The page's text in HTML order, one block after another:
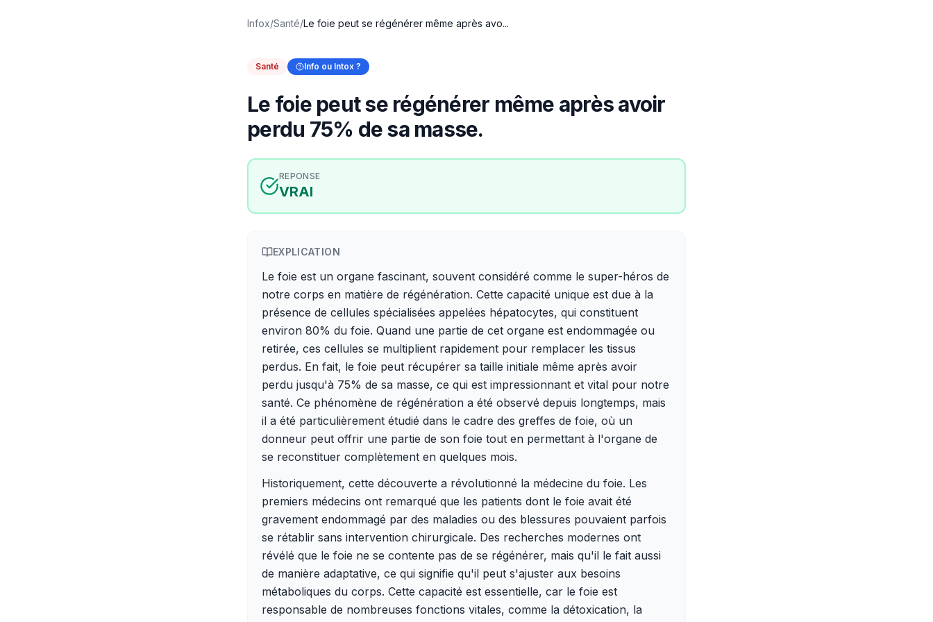
Infox/Santé/Le foie peut se régénérer même après avo...
Santé Info ou Intox ?
Le foie peut se régénérer même après avoir
perdu 75% de sa masse.
REPONSE
VRAI
EXPLICATION
Le foie est un organe fascinant, souvent considéré comme le super-héros de
notre corps en matière de régénération. Cette capacité unique est due à la
présence de cellules spécialisées appelées hépatocytes, qui constituent
environ 80% du foie. Quand une partie de cet organe est endommagée ou
retirée, ces cellules se multiplient rapidement pour remplacer les tissus
perdus. En fait, le foie peut récupérer sa taille initiale même après avoir
perdu jusqu'à 75% de sa masse, ce qui est impressionnant et vital pour notre
santé. Ce phénomène de régénération a été observé depuis longtemps, mais
il a été particulièrement étudié dans le cadre des greffes de foie, où un
donneur peut offrir une partie de son foie tout en permettant à l'organe de
se reconstituer complètement en quelques mois.
Historiquement, cette découverte a révolutionné la médecine du foie. Les
premiers médecins ont remarqué que les patients dont le foie avait été
gravement endommagé par des maladies ou des blessures pouvaient parfois
se rétablir sans intervention chirurgicale. Des recherches modernes ont
révélé que le foie ne se contente pas de se régénérer, mais qu'il le fait aussi
de manière adaptative, ce qui signifie qu'il peut s'ajuster aux besoins
métaboliques du corps. Cette capacité est essentielle, car le foie est
responsable de nombreuses fonctions vitales, comme la détoxication, la